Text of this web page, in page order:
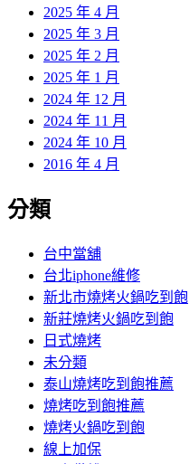
2025 年 4 月
2025 年 3 月
2025 年 2 月
2025 年 1 月
2024 年 12 月
2024 年 11 月
2024 年 10 月
2016 年 4 月
分類
台中當舖
台北iphone維修
新北市燒烤火鍋吃到飽
新莊燒烤火鍋吃到飽
日式燒烤
未分類
泰山燒烤吃到飽推薦
燒烤吃到飽推薦
燒烤火鍋吃到飽
線上加保